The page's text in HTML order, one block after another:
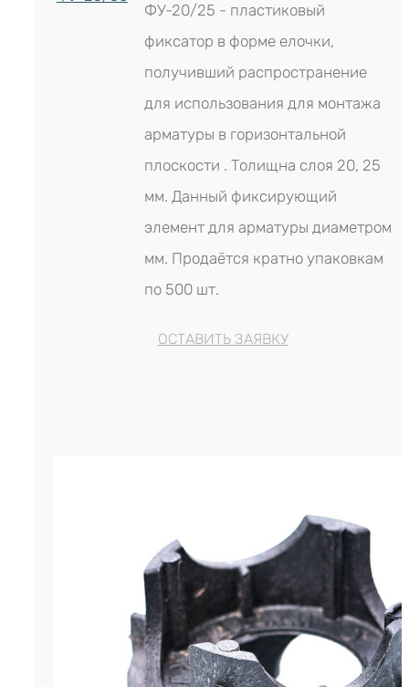
ФУ-20/25 - пластиковый
фиксатор в форме елочки,
получивший распространение
для использования для монтажа
арматуры в горизонтальной
плоскости . Толищна слоя 20, 25
мм. Данный фиксирующий
элемент для арматуры диаметром
мм. Продаётся кратно упаковкам
по 500 шт.
ОСТАВИТЬ ЗАЯВКУ
Стойка многоэтажная для
фиксатор в виде колечка,
для монтажа арматуры на
расстоянии . Высота
30, 35 мм. Данный